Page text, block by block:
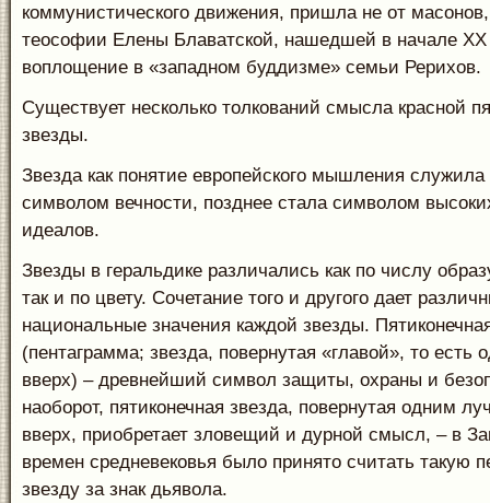
коммунистического движения, пришла не от
теософии Елены Блаватской, нашедшей в начале XX
воплощение в «западном буддизме» семьи Рерихов.
Существует несколько толкований смысла красной
звезды.
Звезда как понятие европейского мышления служила
символом вечности, позднее стала символом
идеалов.
Звезды в геральдике различались как по числу
так и по цвету. Сочетание того и другого дает
национальные значения каждой звезды.
(пентаграмма; звезда, повернутая «главой», то есть
вверх) – древнейший символ защиты, охраны и
наоборот, пятиконечная звезда, повернутая одним
вверх, приобретает зловещий и дурной смысл, – в
времен средневековья было принято считать такую
звезду за знак дьявола.